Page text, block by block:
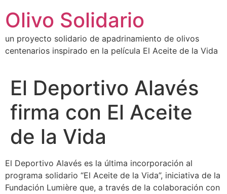
contenido
Olivo Solidario
un proyecto solidario de apadrinamiento de olivos
centenarios inspirado en la película El Aceite de la Vida
El Deportivo Alavés
firma con El Aceite
de la Vida
El Deportivo Alavés es la última incorporación al
programa solidario “El Aceite de la Vida”, iniciativa de la
Fundación Lumière que, a través de la colaboración con